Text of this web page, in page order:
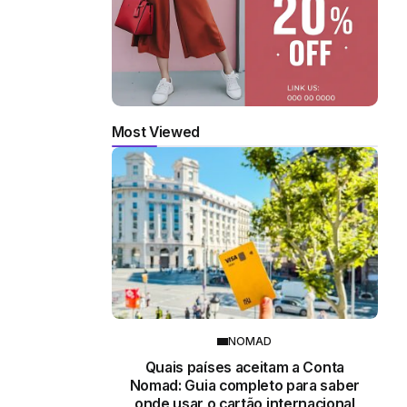
Most Viewed
NOMAD
Quais países aceitam a Conta
Nomad: Guia completo para saber